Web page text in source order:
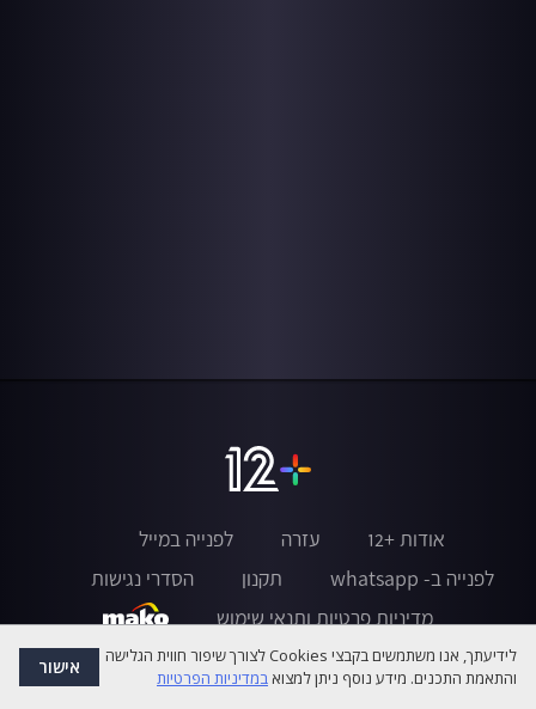
אודות +12 עזרה
לפנייה במייל
לפנייה ב- whatsapp
תקנון
הסדרי נגישות
מדיניות פרטיות ותנאי שימוש
לידיעתך, אנו משתמשים בקבצי Cookies לצורך שיפור חווית הגלישה
והתאמת התכנים. מידע נוסף ניתן למצואבמדיניות הפרטיות אישור